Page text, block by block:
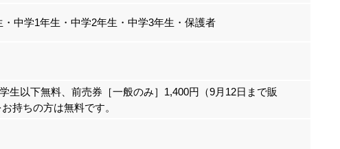
中学1年生・中学2年生・中学3年生・保護者
以下無料、前売券［一般のみ］1,400円（9月12日まで販
ちの方は無料です。